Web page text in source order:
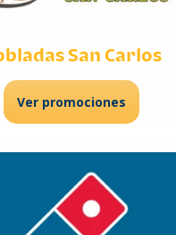
San Carlos
Ver promociones